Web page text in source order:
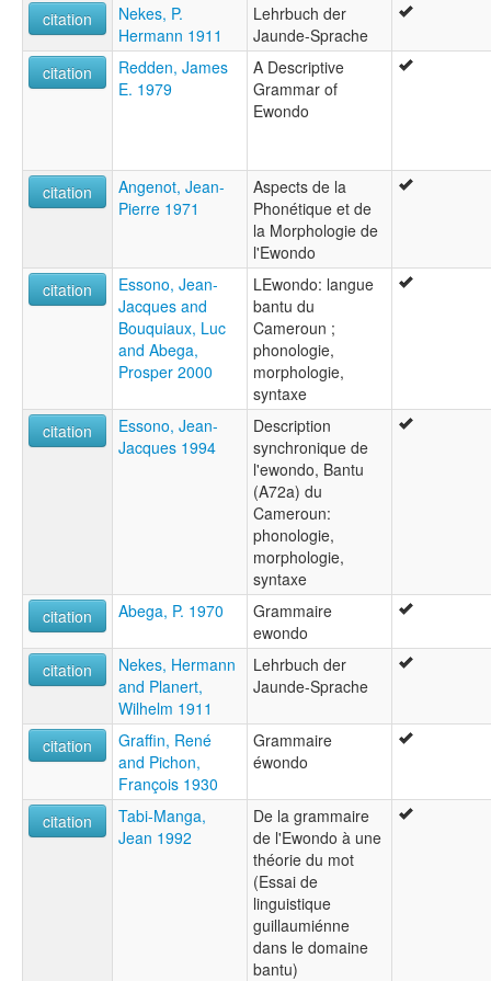
citation
Nekes, P.
Hermann 1911
Lehrbuch der
Jaunde-Sprache
citation
Redden, James
E. 1979
A Descriptive
Grammar of
Ewondo
citation
Angenot, Jean-
Pierre 1971
Aspects de la
Phonétique et de
la Morphologie de
l'Ewondo
citation
Essono, Jean-
Jacques and
Bouquiaux, Luc
and Abega,
Prosper 2000
LEwondo: langue
bantu du
Cameroun ;
phonologie,
morphologie,
syntaxe
citation
Essono, Jean-
Jacques 1994
Description
synchronique de
l'ewondo, Bantu
(A72a) du
Cameroun:
phonologie,
morphologie,
syntaxe
citation
Abega, P. 1970
Grammaire
ewondo
citation
Nekes, Hermann
and Planert,
Wilhelm 1911
Lehrbuch der
Jaunde-Sprache
citation
Graffin, René
and Pichon,
François 1930
Grammaire
éwondo
citation
Tabi-Manga,
Jean 1992
De la grammaire
de l'Ewondo à une
théorie du mot
(Essai de
linguistique
guillaumiénne
dans le domaine
bantu)